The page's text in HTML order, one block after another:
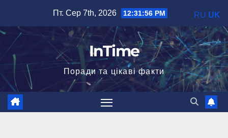
вмісту
Пт. Сер 7th, 2026 12:31:57 PM
InTime
Поради та цікаві факти
RU UK